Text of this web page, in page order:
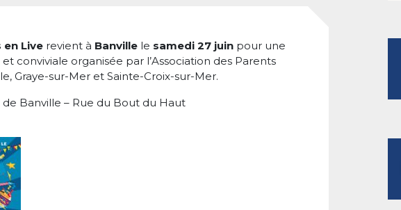
en Live revient à Banville le samedi 27 juin pour une
conviviale organisée par l’Association des Parents
Graye-sur-Mer et Sainte-Croix-sur-Mer.
Banville – Rue du Bout du Haut